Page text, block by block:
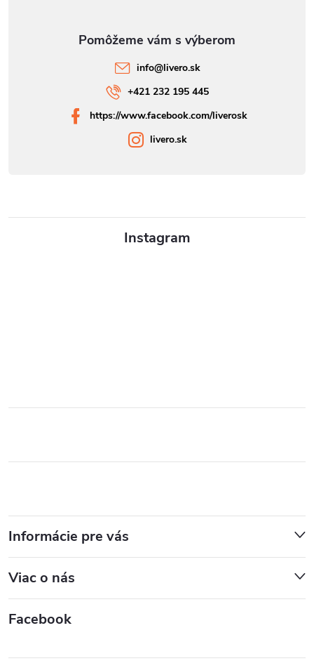
Instagram
Informácie pre vás
Viac o nás
Facebook
info@livero.sk
+421 232 195 445
https://www.facebook.com/liverosk
livero.sk